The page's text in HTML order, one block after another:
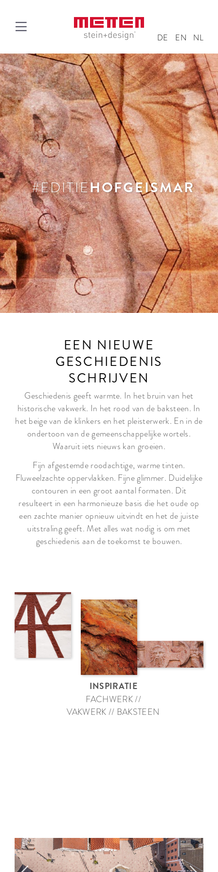
DE EN NL
#EDITIEHOFGEISMAR
EEN NIEUWE
GESCHIEDENIS
SCHRIJVEN
Geschiedenis geeft warmte. In het bruin van het
historische vakwerk. In het rood van de baksteen. In
het beige van de klinkers en het pleisterwerk. En in de
ondertoon van de gemeenschappelijke wortels.
Waaruit iets nieuws kan groeien.
Fijn afgestemde roodachtige, warme tinten.
Fluweelzachte oppervlakken. Fijne glimmer. Duidelijke
contouren in een groot aantal formaten. Dit
resulteert in een harmonieuze basis die het oude op
een zachte manier opnieuw uitvindt en het de juiste
uitstraling geeft. Met alles wat nodig is om met
geschiedenis aan de toekomst te bouwen.
INSPIRATIE
FACHWERK //
VAKWERK // BAKSTEEN